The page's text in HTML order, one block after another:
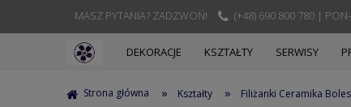
MASZ PYTANIA? ZADZWOŃ! (+48) 690 800 780 |
DEKORACJE KSZTAŁTY SERWISY
Strona główna » Kształty » Filiżanki Ceramika